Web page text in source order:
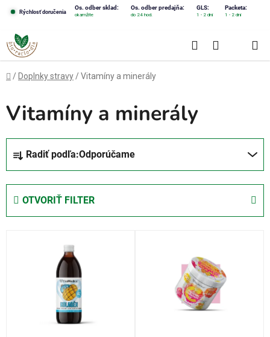
obsah
Rýchlosť doručenia
Os. odber sklad: Os. odber predajňa: GLS: Packeta:
okamžite do 24 hod. 1 - 2 dni 1 - 2 dni
Hľadať
KOŠÍK
Domov
/ Doplnky stravy /Vitamíny a minerály
Vitamíny a minerály
d
Radiť podľa:Odporúčame
OTVORIŤ FILTER